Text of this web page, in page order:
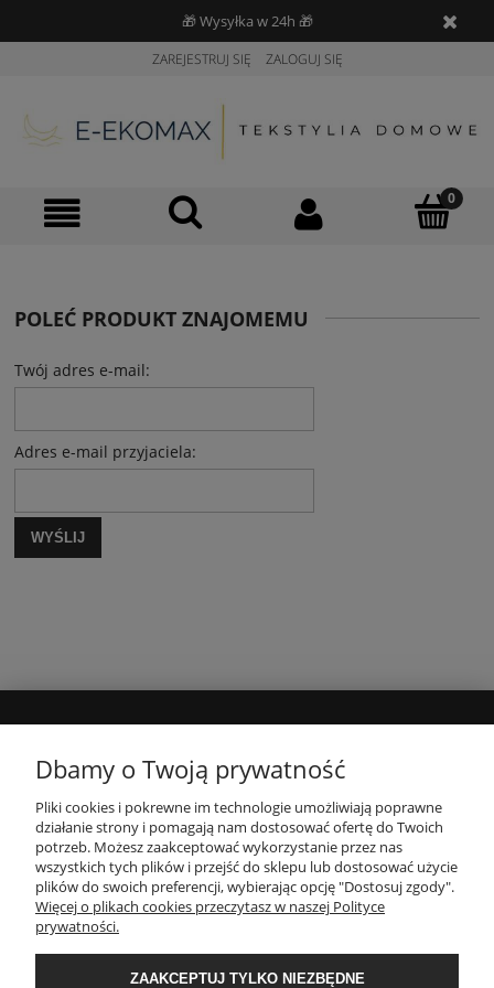
🎁 Wysyłka w 24h 🎁
ZAREJESTRUJ SIĘ ZALOGUJ SIĘ
POLEĆ PRODUKT ZNAJOMEMU
Twój adres e-mail:
Adres e-mail przyjaciela:
WYŚLIJ
INFORMACJE
PŁATNOŚCI I DOSTAWA
O NAS
Dbamy o Twoją prywatność
Pliki cookies i pokrewne im technologie umożliwiają poprawne
działanie strony i pomagają nam dostosować ofertę do Twoich
potrzeb. Możesz zaakceptować wykorzystanie przez nas
wszystkich tych plików i przejść do sklepu lub dostosować użycie
plików do swoich preferencji, wybierając opcję "Dostosuj zgody".
Więcej o plikach cookies przeczytasz w naszej Polityce
prywatności.
ZAAKCEPTUJ TYLKO NIEZBĘDNE